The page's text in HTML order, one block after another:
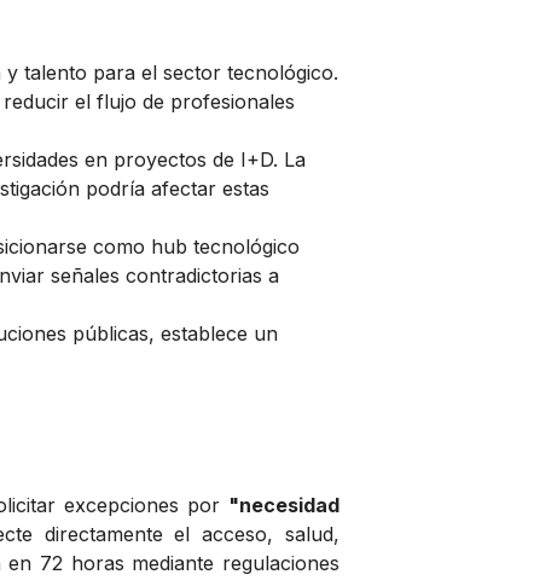
y talento para el sector tecnológico.
el flujo de profesionales
en proyectos de I+D. La
podría afectar estas
como hub tecnológico
señales contradictorias a
públicas, establece un
excepciones por "necesidad
directamente el acceso, salud,
72 horas mediante regulaciones